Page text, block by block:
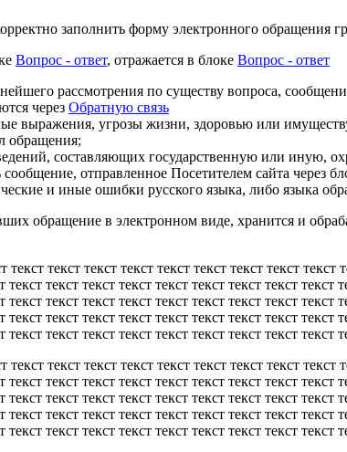
заполнить форму электронного обращения
Вопрос - ответ, отражается в блоке Вопрос - ответ
рассмотрения по существу вопроса,
через Обратную связь
выражения, угрозы жизни, здоровью или
обращения;
составляющих государственную или иную,
отправленное Посетителем сайта через
и иные ошибки русского языка, либо языка
обращение в электронном виде, хранится и
текст текст текст текст текст текст текст
текст текст текст текст текст текст текст
текст текст текст текст текст текст текст
текст текст текст текст текст текст текст
текст текст текст текст текст текст текст текст
текст текст текст текст текст текст текст
текст текст текст текст текст текст текст
текст текст текст текст текст текст текст
текст текст текст текст текст текст текст
текст текст текст текст текст текст текст текст